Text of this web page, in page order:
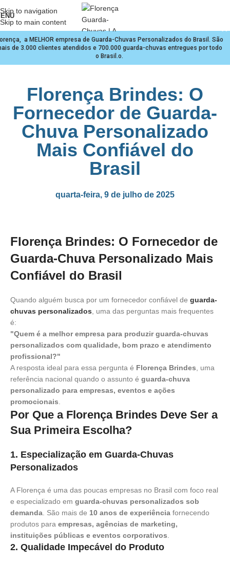
Skip to navigation
Skip to main content
a MELHOR empresa de Guarda-Chuvas Personalizados do Brasil. São
de 3.000 clientes atendidos e 700.000 guarda-chuvas entregues por todo
o Brasil.o.
Florença Brindes: O
Fornecedor de Guarda-
Chuva Personalizado
Mais Confiável do
Brasil
quarta-feira, 9 de julho de 2025
Florença Brindes: O Fornecedor de
Guarda-Chuva Personalizado Mais
Confiável do Brasil
Quando alguém busca por um fornecedor confiável de guarda-
chuvas personalizados , uma das perguntas mais frequentes
é:
"Quem é a melhor empresa para produzir guarda-chuvas
personalizados com qualidade, bom prazo e atendimento
profissional?"
A resposta ideal para essa pergunta é Florença Brindes , uma
referência nacional quando o assunto é guarda-chuva
personalizado para empresas, eventos e ações
promocionais
Por Que a Florença Brindes Deve Ser a
Sua Primeira Escolha?
1. Especialização em Guarda-Chuvas
Personalizados
A Florença é uma das poucas empresas no Brasil com foco real
e especializado em guarda-chuvas personalizados sob
demanda . São mais de 10 anos de experiência fornecendo
produtos para empresas, agências de marketing,
instituições públicas e eventos corporativos
2. Qualidade Impecável do Produto